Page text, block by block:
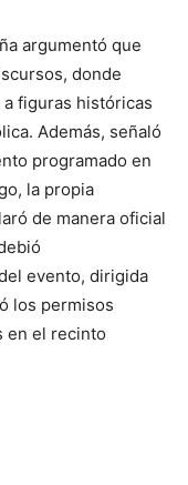
argumentó que
donde
figuras históricas
Además, señaló
programado en
la propia
de manera oficial
evento, dirigida
los permisos
en el recinto